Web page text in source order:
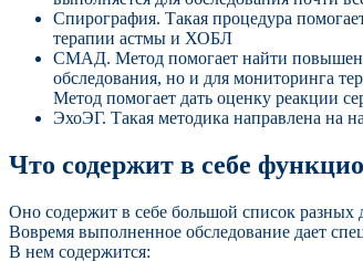
Спирография. Такая процедура
терапии астмы и ХОБЛ
СМАД. Метод помогает найти
обследования, но и для мониторинга
Метод помогает дать оценку реакции
ЭхоЭГ. Такая методика направлена на
Что содержит в себе
Оно содержит в себе большой список разных
Вовремя выполненное обследование дает
В нем содержится: